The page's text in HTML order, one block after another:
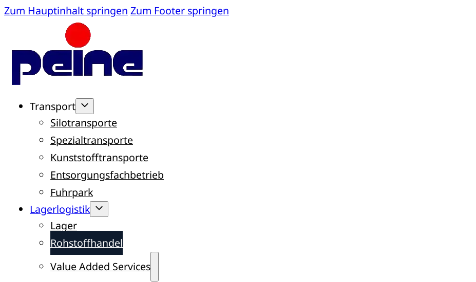
Zum Hauptinhalt springen Zum Footer springen
Transport
Silotransporte
Spezialtransporte
Kunststofftransporte
Entsorgungsfachbetrieb
Fuhrpark
Lagerlogistik
Lager
Rohstoffhandel
Value Added Services